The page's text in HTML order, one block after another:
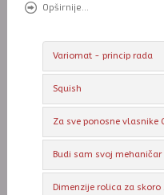
Opširnije...
Variomat - princip rada
Squish
Za sve ponosne vlasnike
Budi sam svoj mehaničar
Dimenzije rolica za skoro